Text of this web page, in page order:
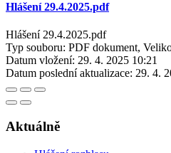
Hlášení 29.4.2025.pdf
Hlášení 29.4.2025.pdf
Typ souboru: PDF dokument,
Datum vložení: 29. 4. 2025 10:21
Datum poslední aktualizace: 29. 4.
Aktuálně